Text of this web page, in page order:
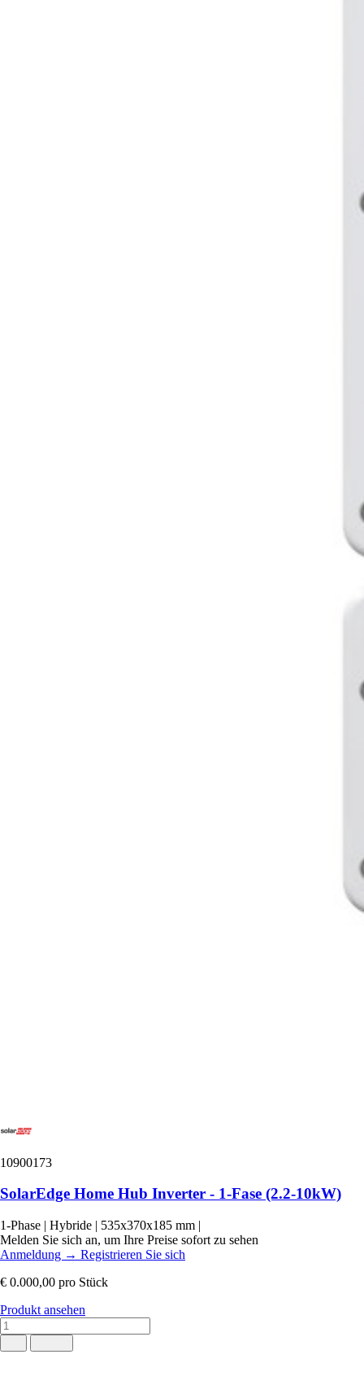
10900173
SolarEdge Home Hub Inverter - 1-Fase (2.2-10kW)
1-Phase | Hybride | 535x370x185 mm |
Melden Sie sich an, um Ihre Preise sofort zu sehen
Anmeldung → Registrieren Sie sich
€ 0.000,00 pro Stück
Produkt ansehen